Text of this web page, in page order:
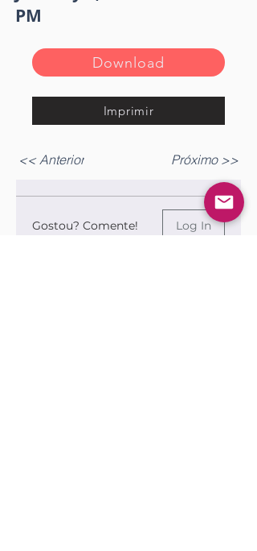
PM
Download
Imprimir
<< Anterior Próximo >>
Gostou? Comente! Log In